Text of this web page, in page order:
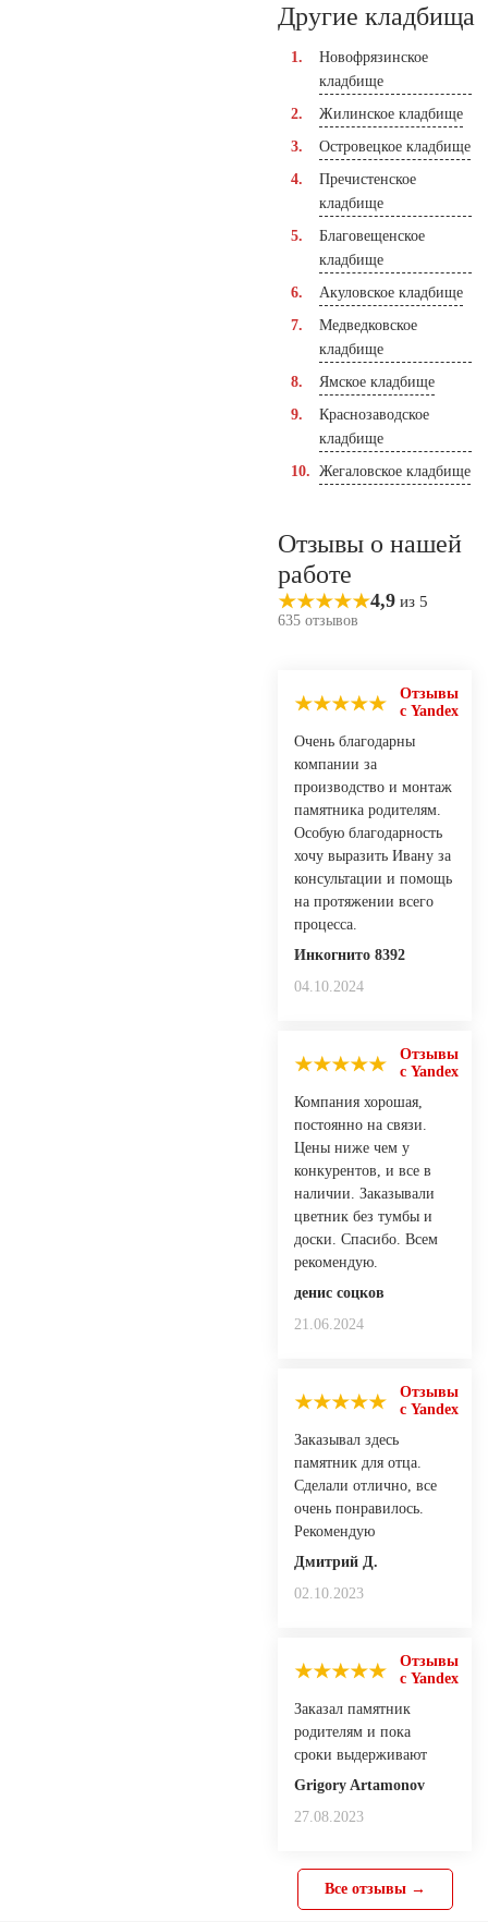
Другие кладбища
Новофрязинское
кладбище
Жилинское кладбище
Островецкое кладбище
Пречистенское
кладбище
Благовещенское
кладбище
Акуловское кладбище
Медведковское
кладбище
Ямское кладбище
Краснозаводское
кладбище
Жегаловское кладбище
Отзывы о нашей
работе
4,9 из 5
635 отзывов
Отзывы
с Yandex
Очень благодарны
компании за
производство и монтаж
памятника родителям.
Особую благодарность
хочу выразить Ивану за
консультации и помощь
на протяжении всего
процесса.
Инкогнито 8392
04.10.2024
Отзывы
с Yandex
Компания хорошая,
постоянно на связи.
Цены ниже чем у
конкурентов, и все в
наличии. Заказывали
цветник без тумбы и
доски. Спасибо. Всем
рекомендую.
денис соцков
21.06.2024
Отзывы
с Yandex
Заказывал здесь
памятник для отца.
Сделали отлично, все
очень понравилось.
Рекомендую
Дмитрий Д.
02.10.2023
Отзывы
с Yandex
Заказал памятник
родителям и пока
сроки выдерживают
Grigory Artamonov
27.08.2023
Все отзывы →